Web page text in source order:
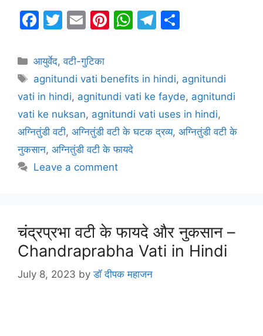
F
c
e
b
o
o
k
T
itt
er
E
ai
l
Pi
e
st
W
s
A
p
p
T
gr
a
m
e
Categories
आयुर्वेद,वटी-गुटिका
Tags
agnitundi vati benefits in hindi, agnitundi
vati in hindi, agnitundi vati ke fayde, agnitundi
vati ke nuksan, agnitundi vati uses in hindi,
अग्नितुंडी वटी, अग्नितुंडी वटी के घटक द्रव्य, अग्नितुंडी वटी के
नुकसान, अग्नितुंडी वटी के फायदे
Leave a comment
चंद्रप्रभा वटी के फायदे और नुकसान –
Chandraprabha Vati in Hindi
July 8, 2023 byडॉ दीपक महाजन